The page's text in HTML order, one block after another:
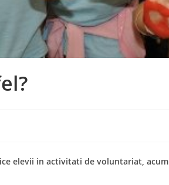
elevii in activitati de voluntariat,